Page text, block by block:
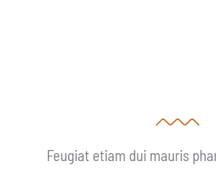
Feugiat etiam dui mauris